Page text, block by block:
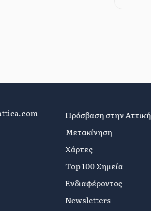
Πρόσβαση στην Αττική
Μετακίνηση
Χάρτες
Top 100 Σημεία
Ενδιαφέροντος
Newsletters